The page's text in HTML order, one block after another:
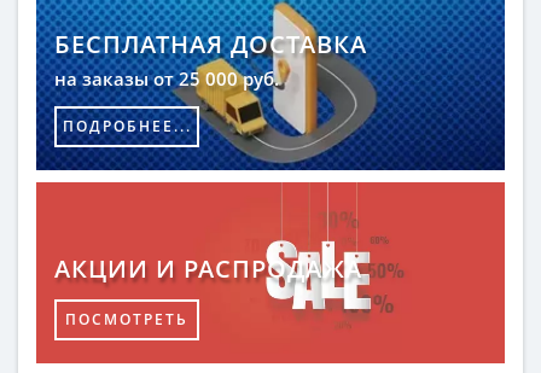
БЕСПЛАТНАЯ ДОСТАВКА
на заказы от 25 000 руб.
ПОДРОБНЕЕ...
АКЦИИ И РАСПРОДАЖА
ПОСМОТРЕТЬ